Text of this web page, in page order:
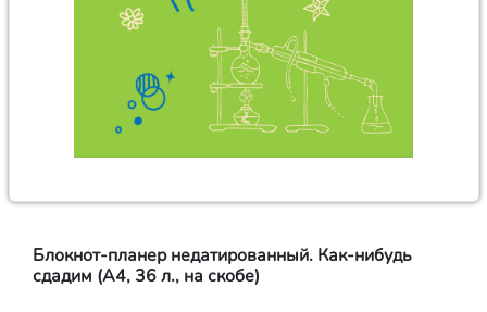
Блокнот-планер недатированный. Как-нибудь
сдадим (А4, 36 л., на скобе)